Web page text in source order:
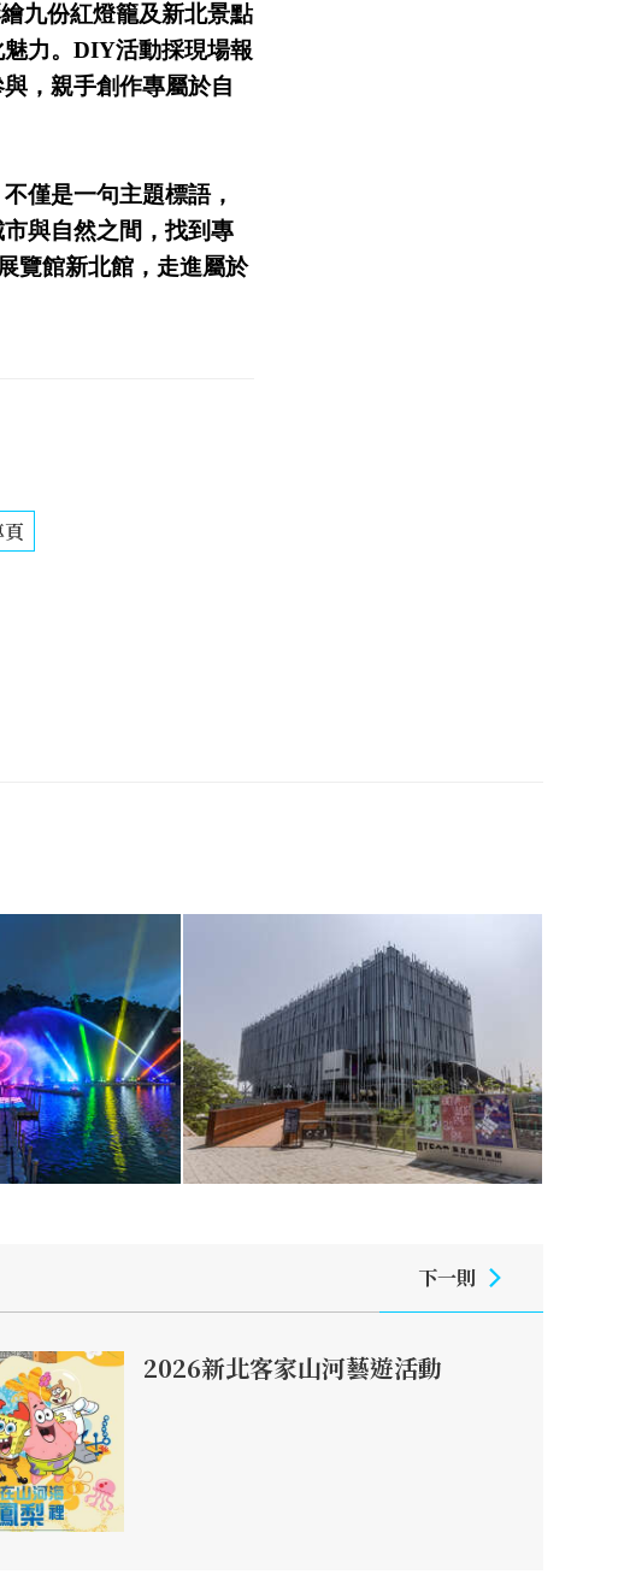
九份紅燈籠及新北景點
力。DIY活動採現場報
，親手創作專屬於自
僅是一句主題標語，
與自然之間，找到專
覽館新北館，走進屬於
下一則
2026新北客家山河藝遊活動